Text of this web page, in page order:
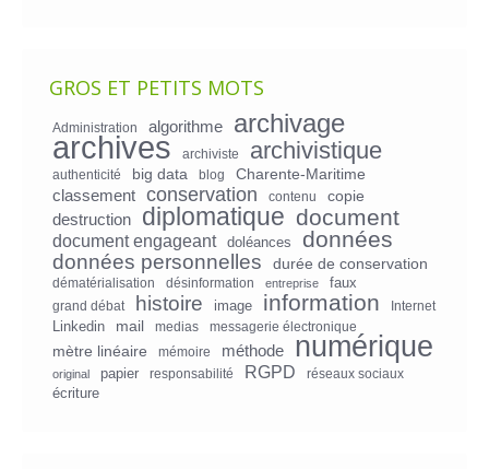
GROS ET PETITS MOTS
Administration algorithme archivage
archives archiviste archivistique
authenticité big data blog
Charente-Maritime
classement
conservation contenu
copie
destruction
diplomatique document
document engageant doléances données
données personnelles durée de conservation
dématérialisation désinformation entreprise faux
grand débat histoire image information Internet
Linkedin mail medias messagerie électronique
mètre linéaire mémoire méthode numérique
original papier responsabilité RGPD réseaux sociaux
écriture